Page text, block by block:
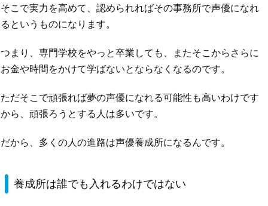
そこで実力を高めて、認められればその事務所で声優になれ
るというものになります。
つまり、専門学校をやっと卒業しても、またそこからさらに
お金や時間をかけて学ばないとならなくなるのです。
ただそこで頑張れば夢の声優になれる可能性も高いわけです
から、頑張ろうとする人は多いです。
だから、多くの人の進路は声優養成所になるんです。
養成所は誰でも入れるわけではない